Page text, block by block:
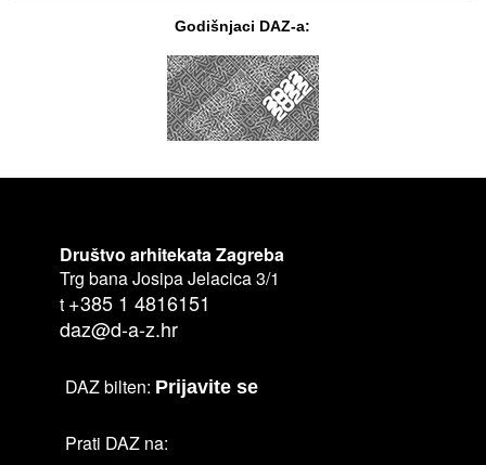
Godišnjaci DAZ-a:
Društvo arhitekata Zagreba
Trg bana Josipa Jelacica 3/1
t +385 1 4816151
daz@d-a-z.hr
DAZ bilten: Prijavite se
Prati DAZ na: